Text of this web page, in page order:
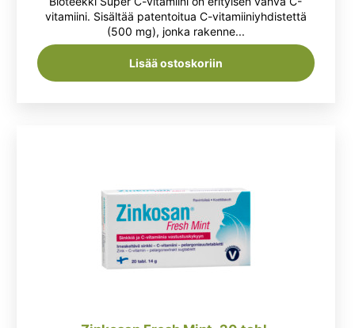
oli:
16,90 €.
on:
15,99 €.
vitamiini. Sisältää patentoitua C-vitamiiniyhdistettä
(500 mg), jonka rakenne...
Lisää ostoskoriin